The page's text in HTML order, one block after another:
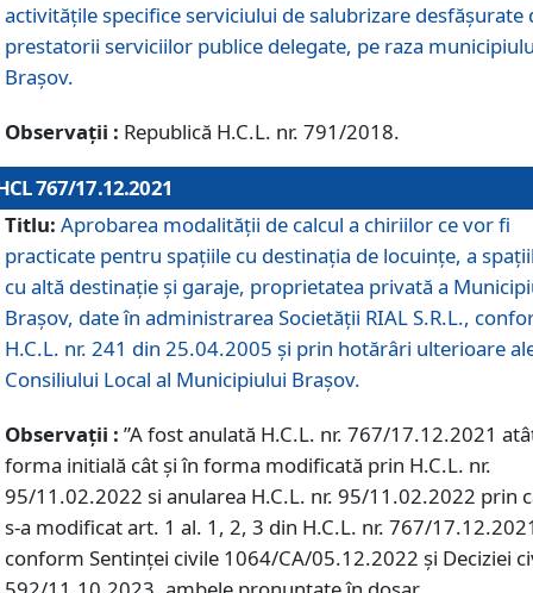
activităţile specifice serviciului de salubrizare desfăşurate
prestatorii serviciilor publice delegate, pe raza
Braşov.
Observații : Republică H.C.L. nr. 791/2018.
767/17.12.2021
Titlu: Aprobarea modalității de calcul a chiriilor ce vor fi
practicate pentru spaţiile cu destinaţia de locuinţe, a
cu altă destinaţie şi garaje, proprietatea privată a
Braşov, date în administrarea Societăţii RIAL S.R.L.,
H.C.L. nr. 241 din 25.04.2005 și prin hotărâri ulterioare
Consiliului Local al Municipiului Braşov.
Observații : ”A fost anulată H.C.L. nr. 767/17.12.2021
forma initială cât și în forma modificată prin H.C.L. nr.
95/11.02.2022 si anularea H.C.L. nr. 95/11.02.2022 prin
s-a modificat art. 1 al. 1, 2, 3 din H.C.L. nr. 767/
conform Sentinței civile 1064/CA/05.12.2022 și Deciziei